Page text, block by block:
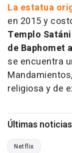
La estatua
en 2015 y
Templo
de Baphomet
se encuentra
religiosa y de
Últimas
Netflix